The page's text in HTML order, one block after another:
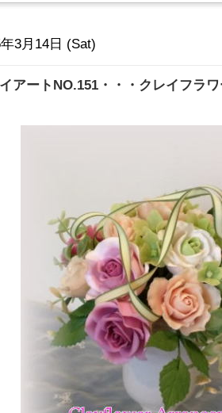
3月14日 (Sat)
アートNO.151・・・クレイフラ